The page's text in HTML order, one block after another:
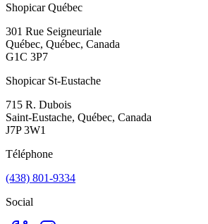
Shopicar Québec
301 Rue Seigneuriale
Québec, Québec, Canada
G1C 3P7
Shopicar St-Eustache
715 R. Dubois
Saint-Eustache, Québec, Canada
J7P 3W1
Téléphone
(438) 801-9334
Social